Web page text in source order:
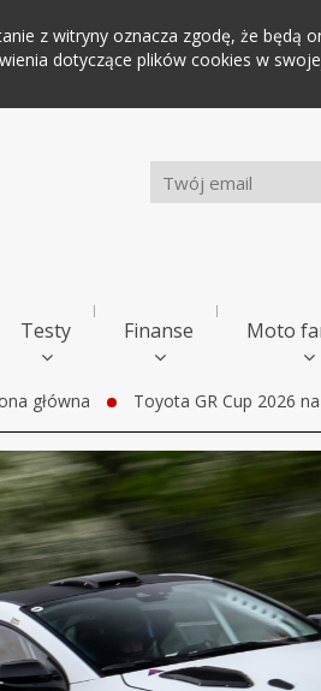
z witryny oznacza zgodę, że będą
dotyczące plików cookies w
Testy Finanse Moto
główna Toyota GR Cup 2026